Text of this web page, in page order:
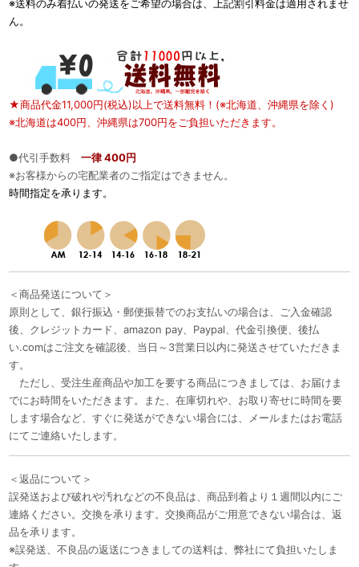
※送料のみ着払いの発送をご希望の場合は、上記割引料金は適用されませ
ん。
★商品代金11,000円(税込)以上で送料無料！(※北海道、沖縄県を除く)
※北海道は400円、沖縄県は700円をご負担いただきます。
●代引手数料 一律 400円
※お客様からの宅配業者のご指定はできません。
時間指定を承ります。
＜商品発送について＞
原則として、銀行振込・郵便振替でのお支払いの場合は、ご入金確認
後、クレジットカード、amazon pay、Paypal、代金引換便、後払
い.comはご注文を確認後、当日～3営業日以内に発送させていただきま
す。
ただし、受注生産商品や加工を要する商品につきましては、お届けま
でにお時間をいただきます。また、在庫切れや、お取り寄せに時間を要
します場合など、すぐに発送ができない場合には、メールまたはお電話
にてご連絡いたします。
＜返品について＞
誤発送および破れや汚れなどの不良品は、商品到着より１週間以内にご
連絡ください。交換を承ります。交換商品がご用意できない場合は、返
品を承ります。
※誤発送、不良品の返送につきましての送料は、弊社にて負担いたしま